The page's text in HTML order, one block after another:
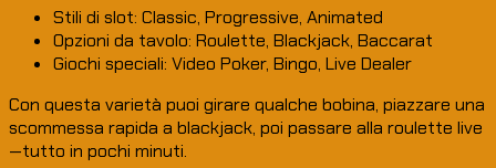
Stili di slot: Classic, Progressive, Animated
Opzioni da tavolo: Roulette, Blackjack, Baccarat
Giochi speciali: Video Poker, Bingo, Live Dealer
Con questa varietà puoi girare qualche bobina, piazzare una
scommessa rapida a blackjack, poi passare alla roulette live
—tutto in pochi minuti.